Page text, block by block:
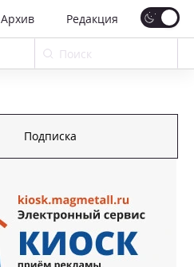
Архив Редакция
Подписка